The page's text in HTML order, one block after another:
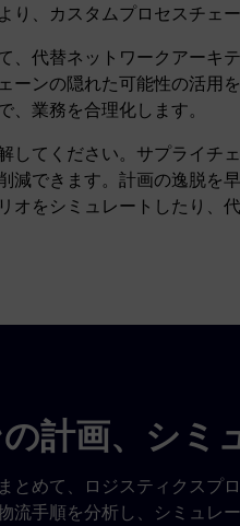
、カスタムプロセスチェ
、代替ネットワークアーキ
ーンの隠れた可能性の活用
、業務を合理化します。
してください。サプライチ
減できます。計画の逸脱を
オをシミュレートしたり、
計画、シミ
とめて、ロジスティクスプ
手順を分析し、シミュレー